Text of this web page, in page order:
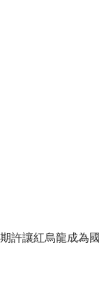
許讓紅烏龍成為